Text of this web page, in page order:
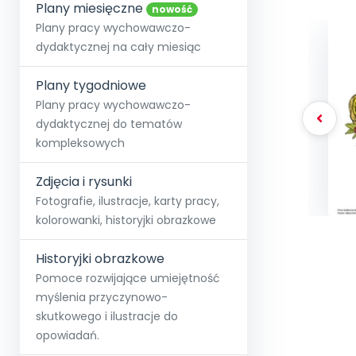
Społeczność
+48 12 631 04 10
kontakt@blizejprzedszkola.pl
O miesięczniku
Strona główna
Strefy,
O Akademii
Akademia
Poznaj pakiet MAX
Testuj przez 7 dni
E-
∞Pakiet
Pełen
Wszystkie projekty
Skontaktuj się
Dodaj wpis
Plany miesięczne nowość
Plany pracy wychowawczo-
dydaktycznej na cały miesiąc
Plany tygodniowe
Plany pracy wychowawczo-
dydaktycznej do tematów
kompleksowych
Zdjęcia i rysunki
Fotografie, ilustracje, karty pracy,
kolorowanki, historyjki obrazkowe
Historyjki obrazkowe
Pomoce rozwijające umiejętność
myślenia przyczynowo-
skutkowego i ilustracje do
opowiadań.